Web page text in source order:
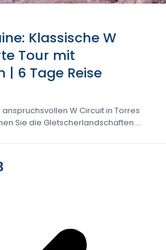
Klassische W
Tour mit
| 6 Tage Reise
W Circuit in Torres
Sie die Gletscherlandschaften....